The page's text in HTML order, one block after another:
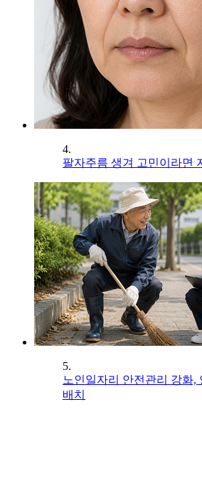
4.
팔자주름 생겨 고민이라면
5.
노인일자리 안전관리 강화,
배치